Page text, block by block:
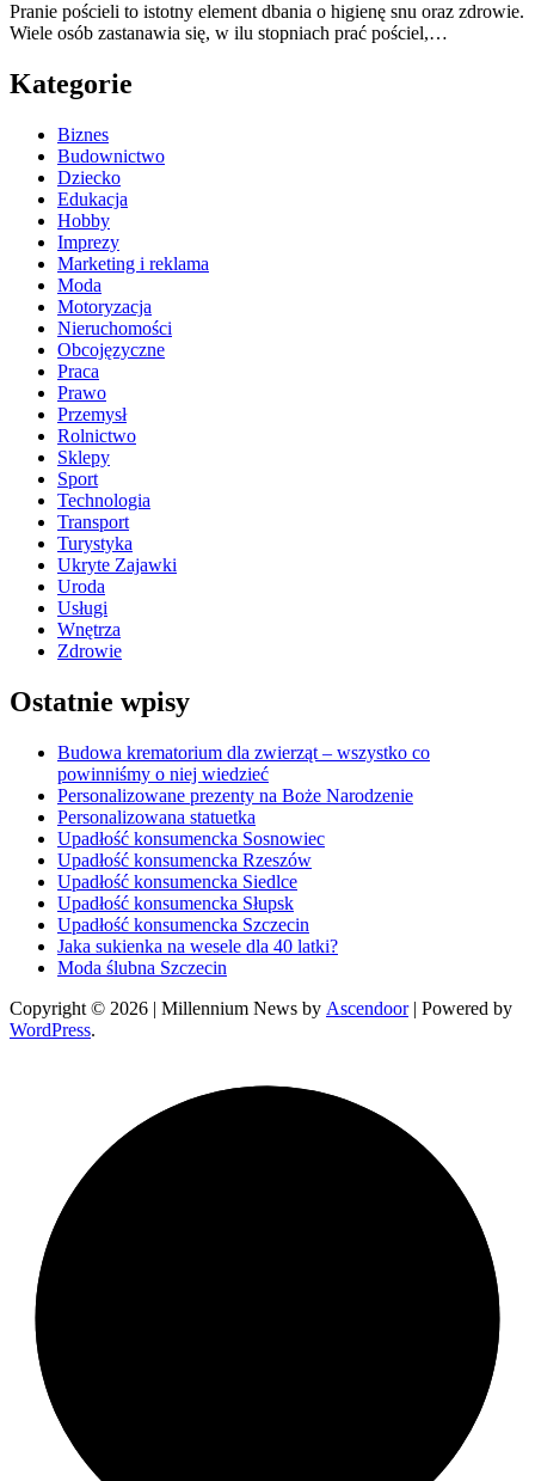
Pranie pościeli to istotny element dbania o higienę snu oraz zdrowie.
Wiele osób zastanawia się, w ilu stopniach prać pościel,…
Kategorie
Biznes
Budownictwo
Dziecko
Edukacja
Hobby
Imprezy
Marketing i reklama
Moda
Motoryzacja
Nieruchomości
Obcojęzyczne
Praca
Prawo
Przemysł
Rolnictwo
Sklepy
Sport
Technologia
Transport
Turystyka
Ukryte Zajawki
Uroda
Usługi
Wnętrza
Zdrowie
Ostatnie wpisy
Budowa krematorium dla zwierząt – wszystko co
powinniśmy o niej wiedzieć
Personalizowane prezenty na Boże Narodzenie
Personalizowana statuetka
Upadłość konsumencka Sosnowiec
Upadłość konsumencka Rzeszów
Upadłość konsumencka Siedlce
Upadłość konsumencka Słupsk
Upadłość konsumencka Szczecin
Jaka sukienka na wesele dla 40 latki?
Moda ślubna Szczecin
Copyright © 2026 | Millennium News by Ascendoor| Powered by
WordPress.